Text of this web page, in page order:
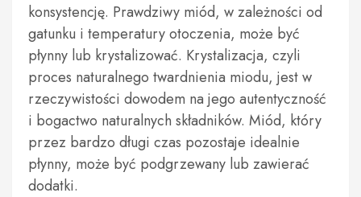
konsystencję. Prawdziwy miód, w zależności od
gatunku i temperatury otoczenia, może być
płynny lub krystalizować. Krystalizacja, czyli
proces naturalnego twardnienia miodu, jest w
rzeczywistości dowodem na jego autentyczność
i bogactwo naturalnych składników. Miód, który
przez bardzo długi czas pozostaje idealnie
płynny, może być podgrzewany lub zawierać
dodatki.